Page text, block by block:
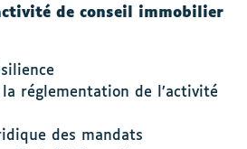
de conseil immobilier
la réglementation de l’activité
des mandats